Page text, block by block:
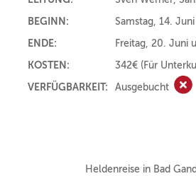
BEGINN:
Samstag, 14.
ENDE:
Freitag, 20. Juni
KOSTEN:
342€ (Für
VERFÜGBARKEIT:
Ausgebucht
Heldenreise in Bad